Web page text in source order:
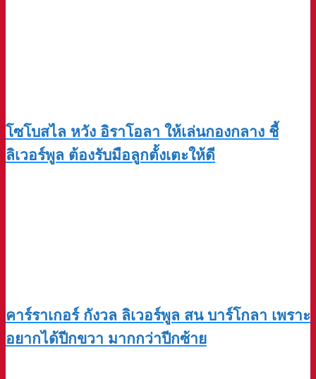
โซโบสไล หวัง อิราโอลา ให้เล่นกองกลาง ชี้
ลิเวอร์พูล ต้องรับมือลูกตั้งเตะให้ดี
คาร์ราเกอร์ กังวล ลิเวอร์พูล สน บาร์โกลา เพราะ
อยากได้ปีกขวา มากกว่าปีกซ้าย